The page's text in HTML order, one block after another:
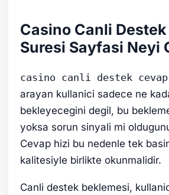
Casino Canli
Suresi Sayfasi Neyi
casino canli destek
arayan kullanici sadece ne
bekleyecegini degil, bu
yoksa sorun sinyali mi
Cevap hizi bu nedenle tek
kalitesiyle birlikte okunmalidir.
Canli destek beklemesi,